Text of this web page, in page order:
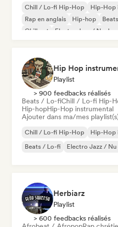
Chill / Lo-fi Hip-Hop
Hip-Hop
Rap en anglais
Hip-hop
Chill out
Electro Jazz / Nu Jazz
Playlist
> 900 feedbacks réalisés
Beats / Lo-fiChill / Lo-fi Hip-
Hip-hopHip-Hop instrumental
Ajouter dans ma/mes
Chill / Lo-fi Hip-Hop Hip-Hop
Beats / Lo-fi
Electro Jazz / Nu
Herbiarz
Playlist
> 600 feedbacks réalisés